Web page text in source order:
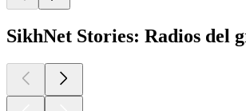
SikhNet Stories: Radios del